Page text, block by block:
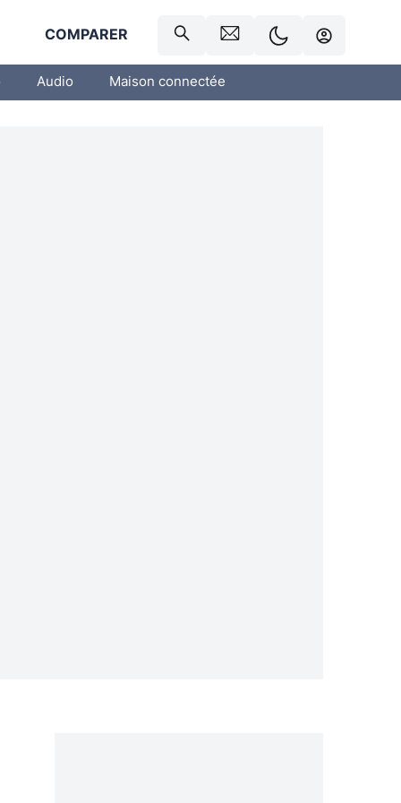
COMPARER
Audio Maison connectée